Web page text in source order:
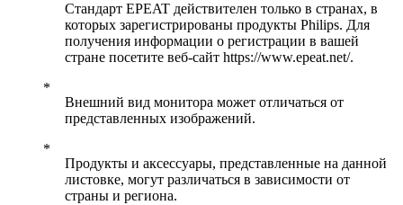
Стандарт EPEAT действителен только в странах, в
которых зарегистрированы продукты Philips. Для
получения информации о регистрации в вашей
стране посетите веб-сайт https://www.epeat.net/.
Внешний вид монитора может отличаться от
представленных изображений.
Продукты и аксессуары, представленные на данной
листовке, могут различаться в зависимости от
страны и региона.